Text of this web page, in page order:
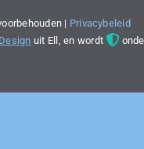
| Privacybeleid
uit Ell, en wordt